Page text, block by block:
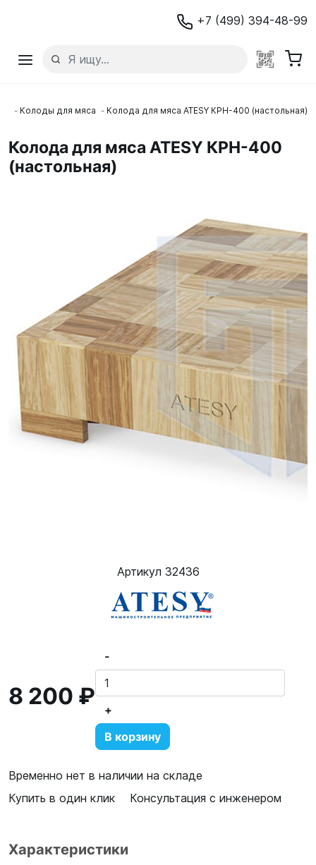
+7 (499) 394-48-99
Колоды для мяса Колода для мяса ATESY КРН-400 (настольная)
Колода для мяса ATESY КРН-400
(настольная)
Артикул 32436
8 200 ₽
-
+
В корзину
Временно нет в наличии на складе
Купить в один клик
Консультация с инженером
Характеристики